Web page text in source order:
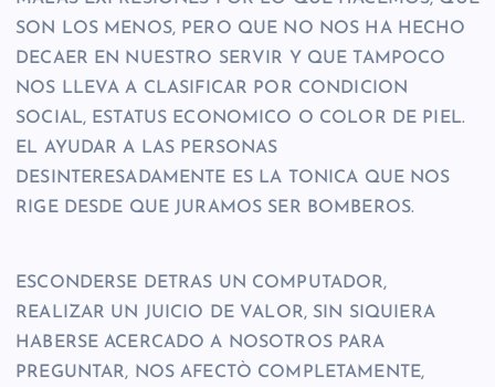
SON LOS MENOS, PERO QUE NO NOS HA HECHO
DECAER EN NUESTRO SERVIR Y QUE TAMPOCO
NOS LLEVA A CLASIFICAR POR CONDICION
SOCIAL, ESTATUS ECONOMICO O COLOR DE PIEL.
EL AYUDAR A LAS PERSONAS
DESINTERESADAMENTE ES LA TONICA QUE NOS
RIGE DESDE QUE JURAMOS SER BOMBEROS.
ESCONDERSE DETRAS UN COMPUTADOR,
REALIZAR UN JUICIO DE VALOR, SIN SIQUIERA
HABERSE ACERCADO A NOSOTROS PARA
PREGUNTAR, NOS AFECTÒ COMPLETAMENTE,